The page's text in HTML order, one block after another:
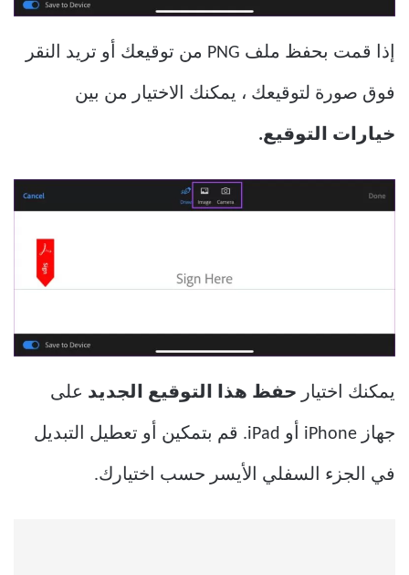
إذا قمت بحفظ ملف PNG من توقيعك أو تريد النقر
فوق صورة لتوقيعك ، يمكنك الاختيار من بين
خيارات التوقيع.
يمكنك اختيار حفظ هذا التوقيع الجديد على
جهاز iPhone أو iPad. قم بتمكين أو تعطيل التبديل
في الجزء السفلي الأيسر حسب اختيارك.